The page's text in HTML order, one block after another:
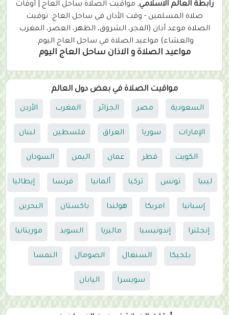
رابطة العالم الاسلامي, مواقيت الصلاة ساحل العاج | أوقات
صلاة المسلمين - وقت الأذان في ساحل العاج: توقيت
الصلاة موعد أذان (الفجر، الشروق، الظهر، العصر، المغرب
والعشاء) مواعيد الصلاة في ساحل العاج اليوم.
مواعيد الصلاة و الاذان ساحل العاج اليوم
مواقيت الصلاة في بعض دول العالم
السعودية مصر الجزائر المغرب الأردن
الإمارات سوريا العراق فلسطين لبنان
الكويت قطر عمان اليمن السودان
ليبيا تونس تركيا ألمانيا فرنسا إيطاليا
إسبانيا امريكا هولندا باكستان البحرين
إنجلترا إندونيسيا ماليزيا السويد موريتانيا
بلجيكا السنغال الصومال النمسا
سويسرا اليابان